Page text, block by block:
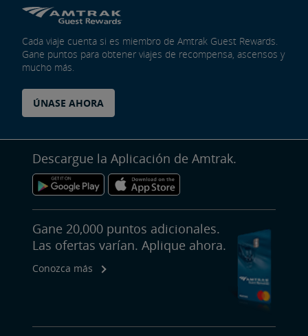
Cada viaje cuenta si es miembro de Amtrak Guest Rewards.
Gane puntos para obtener viajes de recompensa, ascensos y
mucho más.
ÚNASE AHORA
Descargue la Aplicación de Amtrak.
Gane 20,000 puntos adicionales.
Las ofertas varían. Aplique ahora.
Conozca más